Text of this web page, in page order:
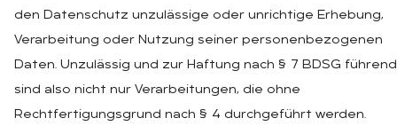
den Datenschutz unzulässige oder unrichtige Erhebung,
Verarbeitung oder Nutzung seiner personenbezogenen
Daten. Unzulässig und zur Haftung nach § 7 BDSG führend
sind also nicht nur Verarbeitungen, die ohne
Rechtfertigungsgrund nach § 4 durchgeführt werden.